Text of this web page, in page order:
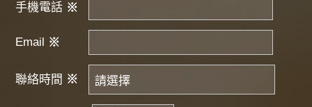
手機電話 ※
Email ※
聯絡時間 ※